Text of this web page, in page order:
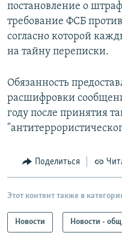
постановление о
требование ФСБ
согласно которой
на тайну переписки.
Обязанность
расшифровки
году после принятия
Поделиться
Этот контент также в
Новости Новости -